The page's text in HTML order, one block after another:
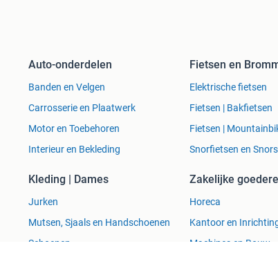
Auto-onderdelen
Banden en Velgen
Carrosserie en Plaatwerk
Motor en Toebehoren
Interieur en Bekleding
Fietsen en
Elektrische fietsen
Fietsen | Bakfietsen
Fietsen |
Snorfietsen en
Kleding | Dames
Jurken
Mutsen, Sjaals en Handschoenen
Schoenen
Zakelijke
Horeca
Kantoor en
Machines en Bouw